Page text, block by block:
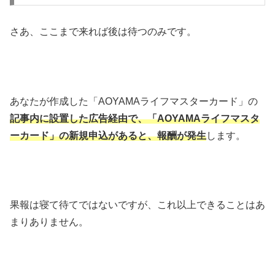
さあ、ここまで来れば後は待つのみです。
あなたが作成した「AOYAMAライフマスターカード」の
記事内に設置した広告経由で、「AOYAMAライフマスタ
ーカード」の新規申込があると、報酬が発生します。
果報は寝て待てではないですが、これ以上できることはあ
まりありません。